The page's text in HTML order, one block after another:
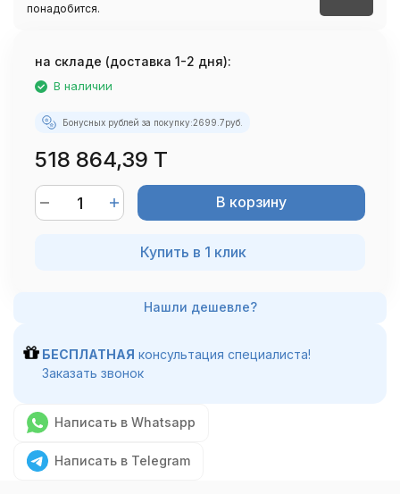
понадобится.
на складе (доставка 1-2 дня):
В наличии
Бонусных рублей за покупку:2699.7руб.
518 864,39 T
В корзину
Купить в 1 клик
БЕСПЛАТНАЯ консультация специалиста!
Заказать звонок
Написать в Whatsapp
Написать в Telegram